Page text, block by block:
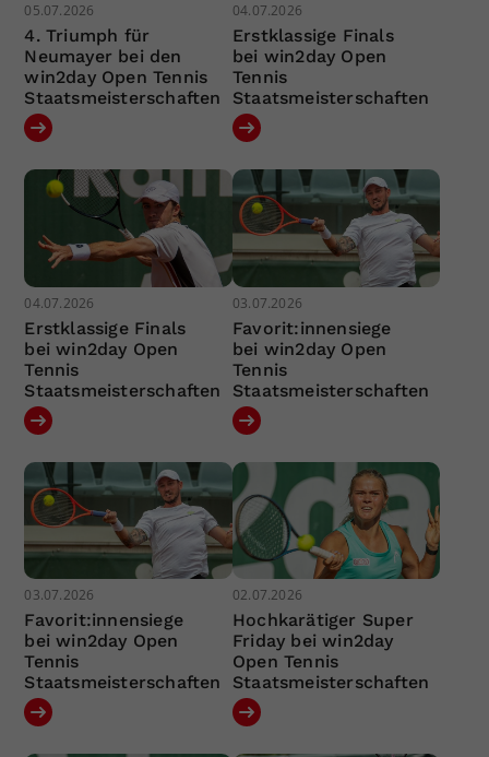
05.07.2026
4. Triumph für
Neumayer bei den
win2day Open Tennis
Staatsmeisterschaften
04.07.2026
Erstklassige Finals
bei win2day Open
Tennis
Staatsmeisterschaften
04.07.2026
Erstklassige Finals
bei win2day Open
Tennis
Staatsmeisterschaften
03.07.2026
Favorit:innensiege
bei win2day Open
Tennis
Staatsmeisterschaften
03.07.2026
Favorit:innensiege
bei win2day Open
Tennis
Staatsmeisterschaften
02.07.2026
Hochkarätiger Super
Friday bei win2day
Open Tennis
Staatsmeisterschaften